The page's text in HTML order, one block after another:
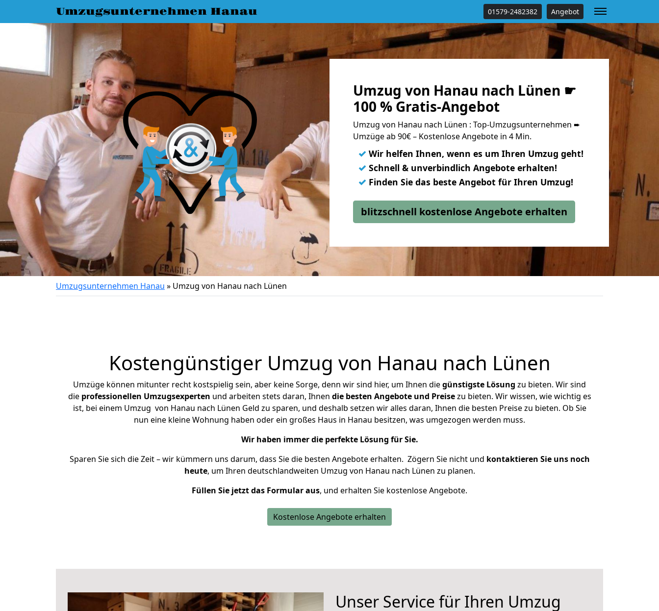
Umzugsunternehmen Hanau 01579-2482382 Angebot
Umzug von Hanau nach Lünen ☛
100 % Gratis-Angebot
Umzug von Hanau nach Lünen : Top-Umzugsunternehmen ➨
Umzüge ab 90€ – Kostenlose Angebote in 4 Min.
✓ Wir helfen Ihnen, wenn es um Ihren Umzug geht!
✓ Schnell & unverbindlich Angebote erhalten!
✓ Finden Sie das beste Angebot für Ihren Umzug!
blitzschnell kostenlose Angebote erhalten
Umzugsunternehmen Hanau » Umzug von Hanau nach Lünen
Kostengünstiger Umzug von Hanau nach Lünen
Umzüge können mitunter recht kostspielig sein, aber keine Sorge, denn wir sind hier, um Ihnen diegünstigste Lösung zu bieten. Wir sind
die professionellen Umzugsexperten und arbeiten stets daran, Ihnen die besten Angebote und Preisezu bieten. Wir wissen, wie wichtig es
ist, bei einem Umzug von Hanau nach Lünen Geld zu sparen, und deshalb setzen wir alles daran, Ihnen die besten Preise zu bieten. Ob Sie
nun eine kleine Wohnung haben oder ein großes Haus in Hanau besitzen, was umgezogen werden muss.
Wir haben immer die perfekte Lösung für Sie.
Sparen Sie sich die Zeit – wir kümmern uns darum, dass Sie die besten Angebote erhalten. Zögern Sie nicht und kontaktieren Sie uns noch
heute, um Ihren deutschlandweiten Umzug von Hanau nach Lünen zu planen.
Füllen Sie jetzt das Formular aus, und erhalten Sie kostenlose Angebote.
Kostenlose Angebote erhalten
Unser Service für Ihren Umzug